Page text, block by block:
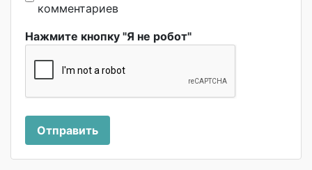
комментариев
Нажмите кнопку "Я не робот"
Отправить